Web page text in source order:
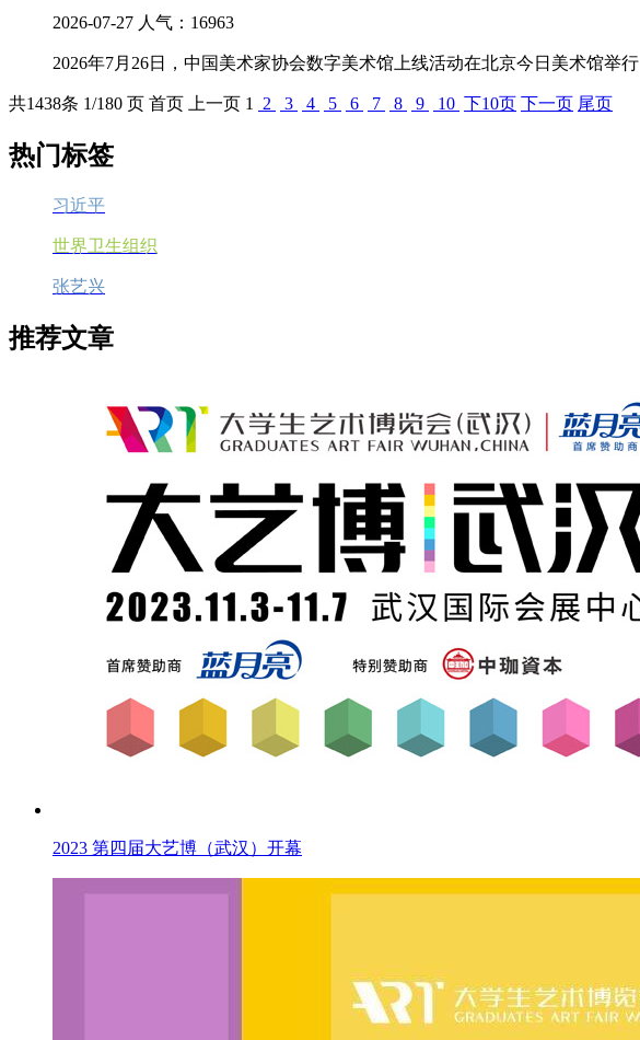
2026-07-27 人气：16963
2026年7月26日，中国美术家协会数字美术馆上线活动在北京今日美术馆举行
共1438条 1/180 页 首页 上一页 1 2 3 4 5 6 7 8 9 10 下10页 下一页 尾页
热门标签
习近平
世界卫生组织
张艺兴
推荐文章
2023 第四届大艺博（武汉）开幕